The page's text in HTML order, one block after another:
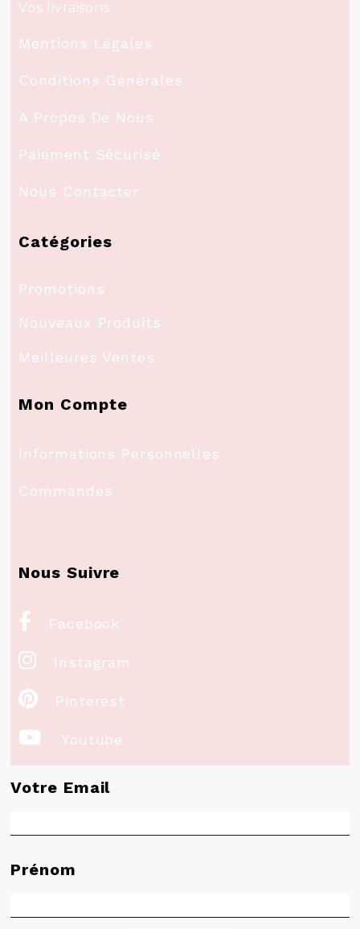
Vos livraisons
Mentions Légales
Conditions Générales
A Propos De Nous
Paiement Sécurisé
Nous Contacter
Catégories
Promotions
Nouveaux Produits
Meilleures Ventes
Mon Compte
Informations Personnelles
Commandes
Nous Suivre
 Facebook
 Instagram
 Pinterest
 Youtube
Votre Email
Prénom